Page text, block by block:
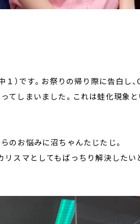
１）です。お祭りの帰り際に告白し
てしまいました。これは蛙化現象
のお悩みに沼ちゃんたじたじ。
リスマとしてもばっちり解決したい